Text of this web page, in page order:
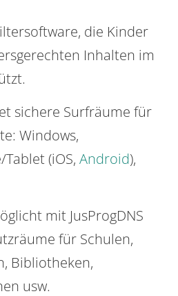
die Kinder
Inhalten im
sichere Surfräume für
Windows,
(iOS, Android),
mit JusProgDNS
für Schulen,
Bibliotheken,
usw.